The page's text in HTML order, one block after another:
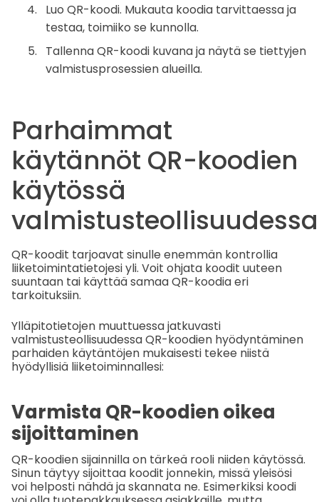
Luo QR-koodi. Mukauta koodia tarvittaessa ja
testaa, toimiiko se kunnolla.
Tallenna QR-koodi kuvana ja näytä se tiettyjen
valmistusprosessien alueilla.
Parhaimmat
käytännöt QR-koodien
käytössä
valmistusteollisuudessa
QR-koodit tarjoavat sinulle enemmän kontrollia
liiketoimintatietojesi yli. Voit ohjata koodit uuteen
suuntaan tai käyttää samaa QR-koodia eri
tarkoituksiin.
Ylläpitotietojen muuttuessa jatkuvasti
valmistusteollisuudessa QR-koodien hyödyntäminen
parhaiden käytäntöjen mukaisesti tekee niistä
hyödyllisiä liiketoiminnallesi:
Varmista QR-koodien oikea
sijoittaminen
QR-koodien sijainnilla on tärkeä rooli niiden käytössä.
Sinun täytyy sijoittaa koodit jonnekin, missä yleisösi
voi helposti nähdä ja skannata ne. Esimerkiksi koodi